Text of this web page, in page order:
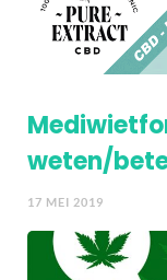
weten/
17 MEI 2019